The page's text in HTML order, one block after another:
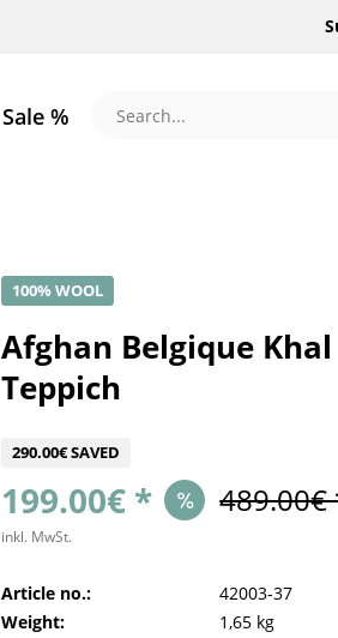
Sale %
100% WOOL
Afghan Belgique
Teppich
290.00€ SAVED
199.00€ * 489.00€
inkl. MwSt.
Article no.:
42003-37
Weight:
1,65 kg